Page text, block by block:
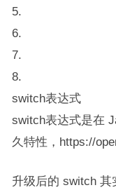
5.
6.
7.
8.
switch表达式
switch表达式是在
久特性，https://
升级后的 switch 其